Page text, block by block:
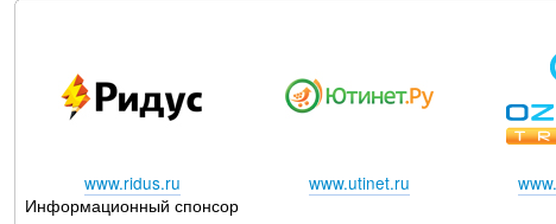
www.ridus.ru
Информационный спонсор
www.utinet.ru